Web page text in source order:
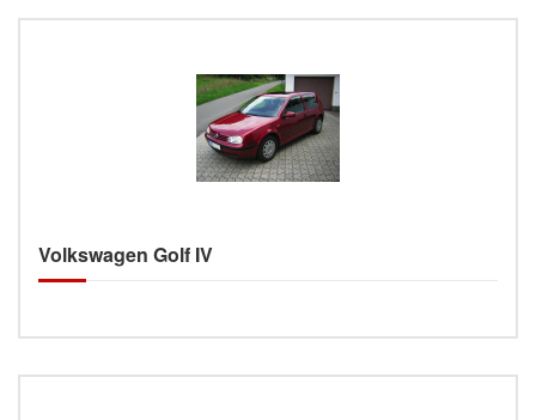
Volkswagen Golf IV